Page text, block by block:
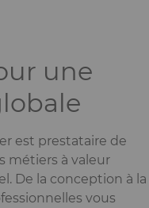
une
est prestataire de
métiers à valeur
De la conception à la
vous